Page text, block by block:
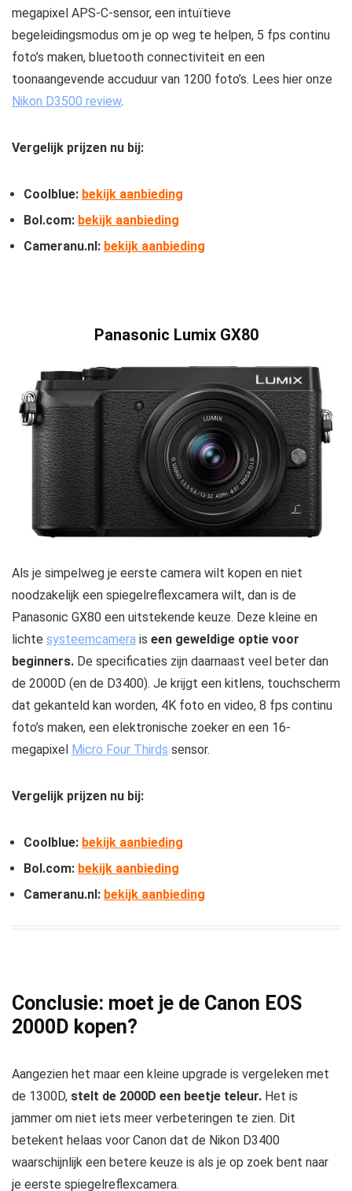
megapixel APS-C-sensor, een intuïtieve
begeleidingsmodus om je op weg te helpen, 5 fps continu
foto’s maken, bluetooth connectiviteit en een
toonaangevende accuduur van 1200 foto’s. Lees hier onze
Nikon D3500 review.
Vergelijk prijzen nu bij:
Coolblue: bekijk aanbieding
Bol.com: bekijk aanbieding
Cameranu.nl: bekijk aanbieding
Panasonic Lumix GX80
Als je simpelweg je eerste camera wilt kopen en niet
noodzakelijk een spiegelreflexcamera wilt, dan is de
Panasonic GX80 een uitstekende keuze. Deze kleine en
lichte systeemcamera is een geweldige optie voor
beginners. De specificaties zijn daarnaast veel beter dan
de 2000D (en de D3400). Je krijgt een kitlens, touchscherm
dat gekanteld kan worden, 4K foto en video, 8 fps continu
foto’s maken, een elektronische zoeker en een 16-
megapixel Micro Four Thirds sensor.
Vergelijk prijzen nu bij:
Coolblue: bekijk aanbieding
Bol.com: bekijk aanbieding
Cameranu.nl: bekijk aanbieding
Conclusie: moet je de Canon EOS
2000D kopen?
Aangezien het maar een kleine upgrade is vergeleken met
de 1300D, stelt de 2000D een beetje teleur. Het is
jammer om niet iets meer verbeteringen te zien. Dit
betekent helaas voor Canon dat de Nikon D3400
waarschijnlijk een betere keuze is als je op zoek bent naar
je eerste spiegelreflexcamera.